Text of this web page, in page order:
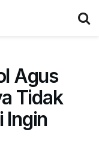
Agus
Tidak
Ingin